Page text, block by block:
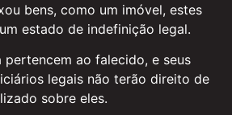
bens, como um imóvel, estes
estado de indefinição legal.
pertencem ao falecido, e seus
legais não terão direito de
sobre eles.